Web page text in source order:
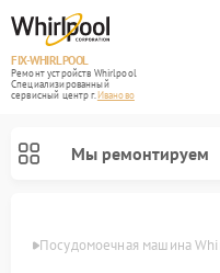
FIX-WHIRLPOOL
Ремонт устройств Whirlpool
Специализированный
cервисный центр г.Иваново
Мы ремонтируем
Посудомоечная машина